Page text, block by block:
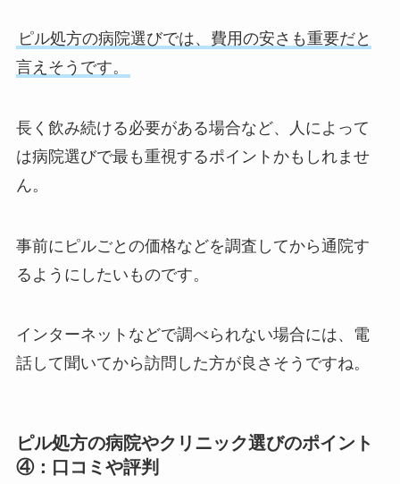
ピル処方の病院選びでは、費用の安さも重要だと
言えそうです。
長く飲み続ける必要がある場合など、人によって
は病院選びで最も重視するポイントかもしれませ
ん。
事前にピルごとの価格などを調査してから通院す
るようにしたいものです。
インターネットなどで調べられない場合には、電
話して聞いてから訪問した方が良さそうですね。
ピル処方の病院やクリニック選びのポイント
④：口コミや評判